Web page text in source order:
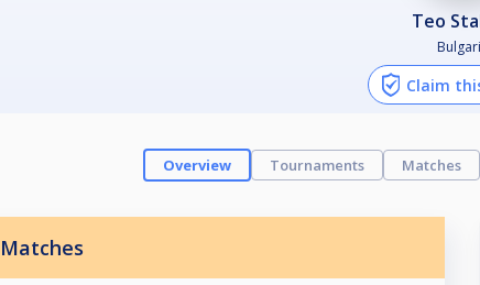
Teo
Claim
Overview Tournaments Matches
Matches